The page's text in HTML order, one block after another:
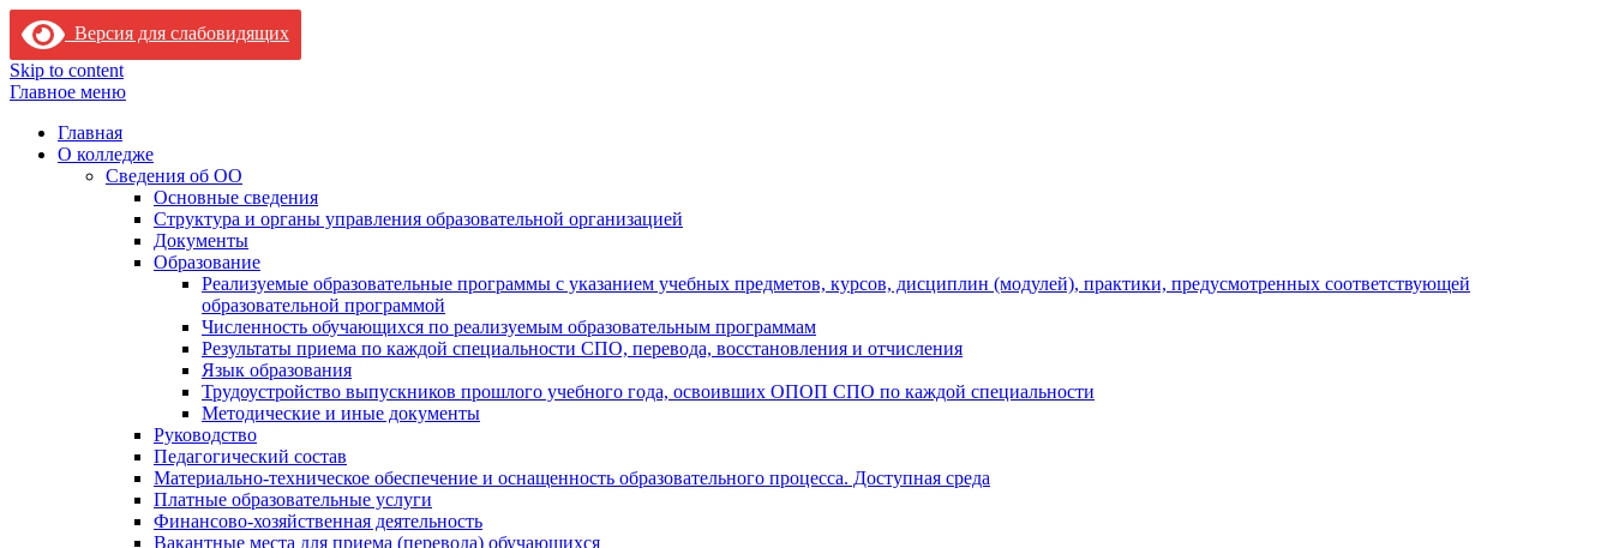
Версия для слабовидящих
Skip to content
Главное меню
Главная
О колледже
Сведения об ОО
Основные сведения
Структура и органы управления образовательной организацией
Документы
Образование
Реализуемые образовательные программы с указанием учебных предметов, курсов, дисциплин (модулей), практики, предусмотренных соответствующей
образовательной программой
Численность обучающихся по реализуемым образовательным программам
Результаты приема по каждой специальности СПО, перевода, восстановления и отчисления
Язык образования
Трудоустройство выпускников прошлого учебного года, освоивших ОПОП СПО по каждой специальности
Методические и иные документы
Руководство
Педагогический состав
Материально-техническое обеспечение и оснащенность образовательного процесса. Доступная среда
Платные образовательные услуги
Финансово-хозяйственная деятельность
Вакантные места для приема (перевода) обучающихся